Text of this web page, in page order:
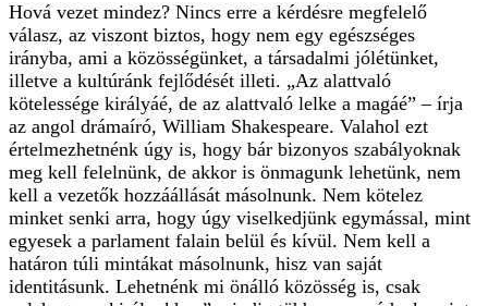
Hová vezet mindez? Nincs erre a kérdésre megfelelő
válasz, az viszont biztos, hogy nem egy egészséges
irányba, ami a közösségünket, a társadalmi jólétünket,
illetve a kultúránk fejlődését illeti. „Az alattvaló
kötelessége királyáé, de az alattvaló lelke a magáé” – írja
az angol drámaíró, William Shakespeare. Valahol ezt
értelmezhetnénk úgy is, hogy bár bizonyos szabályoknak
meg kell felelnünk, de akkor is önmagunk lehetünk, nem
kell a vezetők hozzáállását másolnunk. Nem kötelez
minket senki arra, hogy úgy viselkedjünk egymással, mint
egyesek a parlament falain belül és kívül. Nem kell a
határon túli mintákat másolnunk, hisz van saját
identitásunk. Lehetnénk mi önálló közösség is, csak